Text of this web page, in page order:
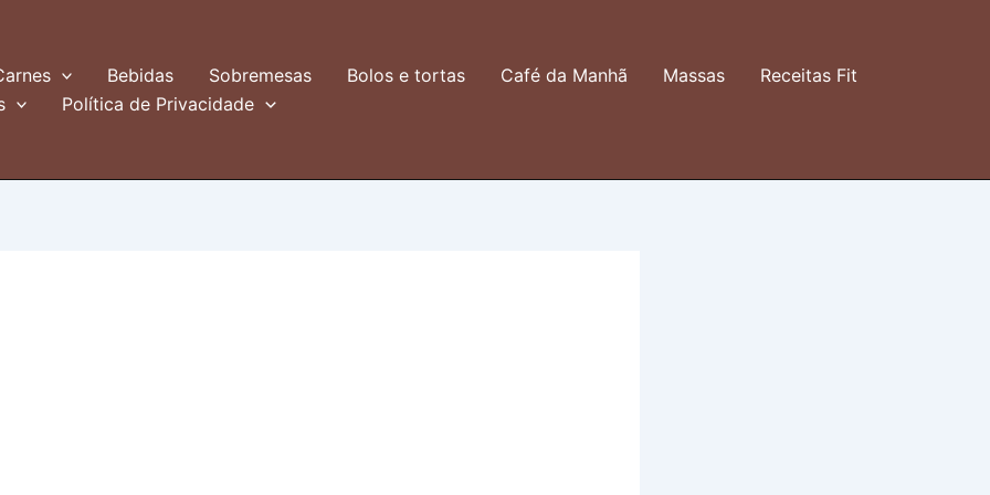
Bebidas Sobremesas Bolos e tortas Café da Manhã Massas
Receitas Fit
Política de Privacidade